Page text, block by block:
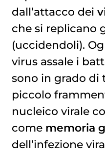
dall’attacco dei
che si replicano
(uccidendoli).
virus assale i
sono in grado di
piccolo
nucleico virale
come memoria
dell’infezione